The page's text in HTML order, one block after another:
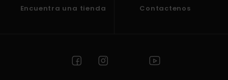
Encuentra una tienda Contactenos